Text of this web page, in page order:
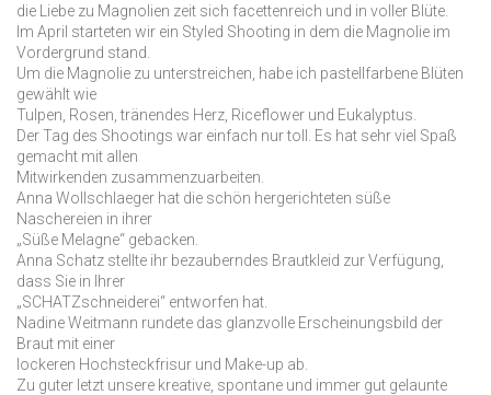
die Liebe zu Magnolien zeit sich facettenreich und in voller Blüte.
Im April starteten wir ein Styled Shooting in dem die Magnolie im
Vordergrund stand.
Um die Magnolie zu unterstreichen, habe ich pastellfarbene Blüten
gewählt wie
Tulpen, Rosen, tränendes Herz, Riceflower und Eukalyptus.
Der Tag des Shootings war einfach nur toll. Es hat sehr viel Spaß
gemacht mit allen
Mitwirkenden zusammenzuarbeiten.
Anna Wollschlaeger hat die schön hergerichteten süße
Naschereien in ihrer
„Süße Melagne“ gebacken.
Anna Schatz stellte ihr bezauberndes Brautkleid zur Verfügung,
dass Sie in Ihrer
„SCHATZschneiderei“ entworfen hat.
Nadine Weitmann rundete das glanzvolle Erscheinungsbild der
Braut mit einer
lockeren Hochsteckfrisur und Make-up ab.
Zu guter letzt unsere kreative, spontane und immer gut gelaunte